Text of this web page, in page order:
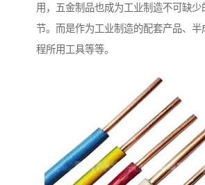
用，五金制品也成为工业制造不可缺少
节。而是作为工业制造的配套产品、半
程所用工具等等。